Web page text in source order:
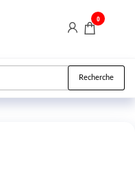
0
Recherche